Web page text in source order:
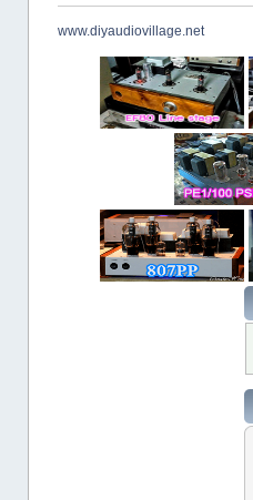
www.diyaudiovillage.net